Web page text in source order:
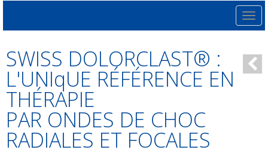
SWISS DOLORCLAST® :
L'UNIqUE RÉFÉRENCE EN
THÉRAPIE
PAR ONDES DE CHOC
RADIALES ET FOCALES